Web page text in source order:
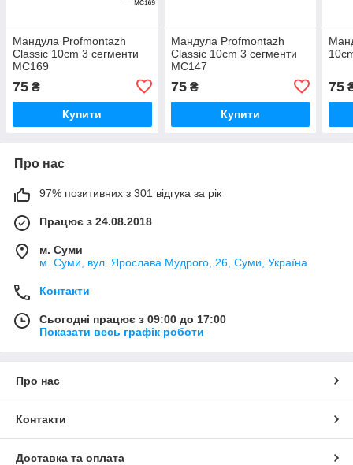
Мандула Profmontazh
Classic 10cm 3 сегменти
MC169
75 ₴
Купити
Мандула Profmontazh
Classic 10cm 3 сегменти
MC147
75₴
Купити
75
Про нас
97% позитивних з 301 відгука за рік
Працює з 24.08.2018
м. Суми
м. Суми, вул. Ярослава Мудрого, 26, Суми, Україна
Контакти
Сьогодні працює з 09:00 до 17:00
Показати весь графік роботи
Про нас
Контакти
Доставка та оплата